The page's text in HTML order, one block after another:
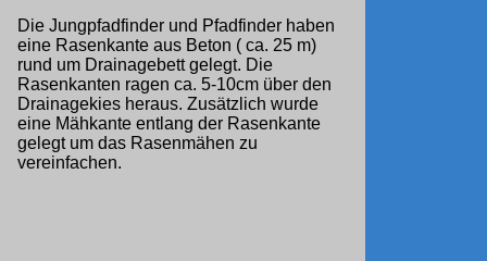
Die Jungpfadfinder und Pfadfinder haben
eine Rasenkante aus Beton ( ca. 25 m)
rund um Drainagebett gelegt. Die
Rasenkanten ragen ca. 5-10cm über den
Drainagekies heraus. Zusätzlich wurde
eine Mähkante entlang der Rasenkante
gelegt um das Rasenmähen zu
vereinfachen.